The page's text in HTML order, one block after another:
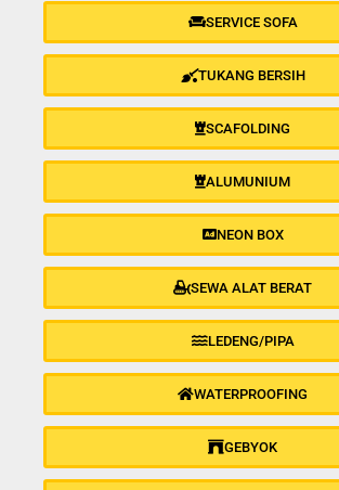
SERVICE SOFA
TUKANG BERSIH
SCAFOLDING
ALUMUNIUM
NEON BOX
SEWA ALAT BERAT
LEDENG/PIPA
WATERPROOFING
GEBYOK